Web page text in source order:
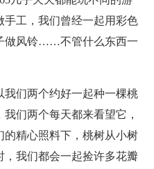
手工，我们曾经一起用彩色
做风铃……不管什么东西一
们两个约好一起种一棵桃
们两个每天都来看望它，
精心照料下，桃树从小树
我们都会一起捡许多花瓣